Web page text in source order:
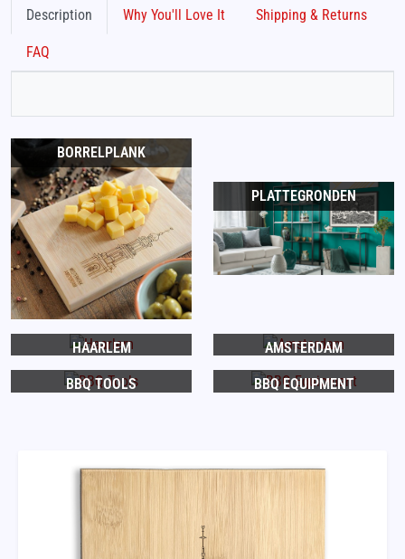
Description Why You'll Love It Shipping & Returns
FAQ
BORRELPLANK
PLATTEGRONDEN
HAARLEM AMSTERDAM
BBQ TOOLS BBQ EQUIPMENT